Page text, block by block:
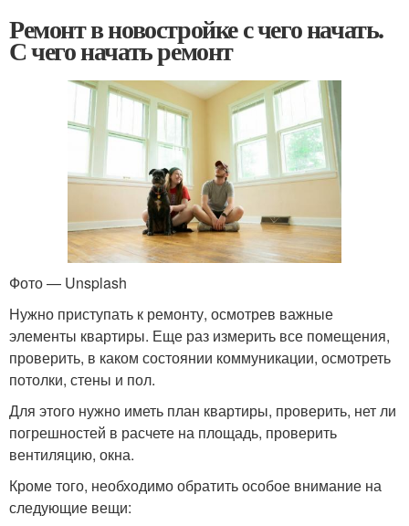
Ремонт в новостройке с чего начать.
С чего начать ремонт
Фото — Unsplash
Нужно приступать к ремонту, осмотрев важные
элементы квартиры. Еще раз измерить все помещения,
проверить, в каком состоянии коммуникации, осмотреть
потолки, стены и пол.
Для этого нужно иметь план квартиры, проверить, нет ли
погрешностей в расчете на площадь, проверить
вентиляцию, окна.
Кроме того, необходимо обратить особое внимание на
следующие вещи: